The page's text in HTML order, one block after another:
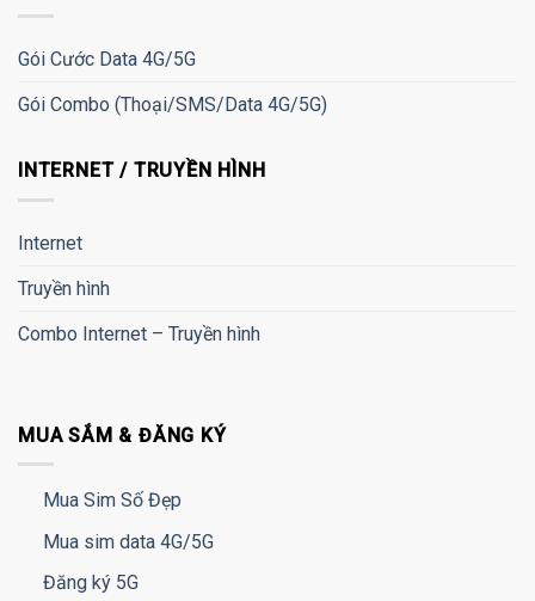
Gói Cước Data 4G/5G
Gói Combo (Thoại/SMS/Data 4G/5G)
INTERNET / TRUYỀN HÌNH
Internet
Truyền hình
Combo Internet – Truyền hình
MUA SẮM & ĐĂNG KÝ
Mua Sim Số Đẹp
Mua sim data 4G/5G
Đăng ký 5G